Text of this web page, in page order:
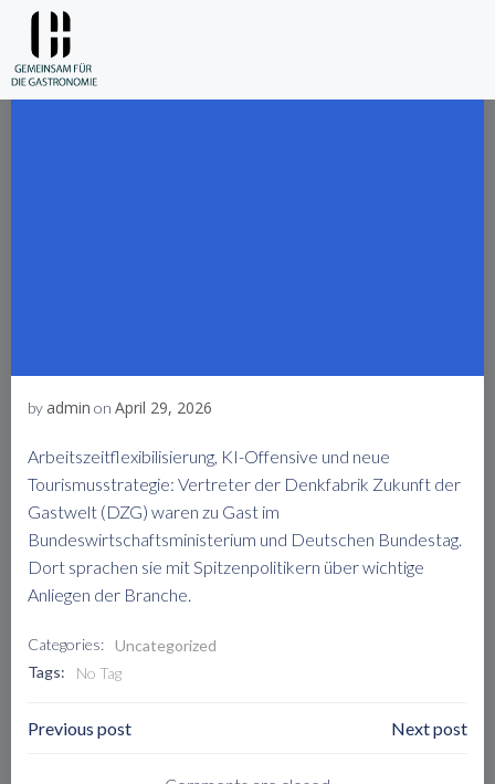
by admin on April 29, 2026
Arbeitszeitflexibilisierung, KI-Offensive und neue
Tourismusstrategie: Vertreter der Denkfabrik Zukunft der
Gastwelt (DZG) waren zu Gast im
Bundeswirtschaftsministerium und Deutschen Bundestag.
Dort sprachen sie mit Spitzenpolitikern über wichtige
Anliegen der Branche.
Categories: Uncategorized
Tags:
No Tag
Post
Navigation
Previous post
Navigation
Next post